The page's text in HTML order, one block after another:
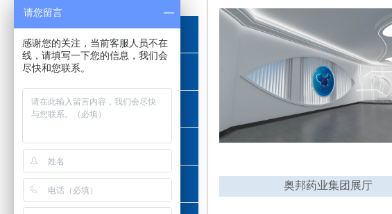
奥邦药业集团展厅
工业制造
信息科技
请您留言
感谢您的关注，当前客服人员不在
线，请填写一下您的信息，我们会
尽快和您联系。